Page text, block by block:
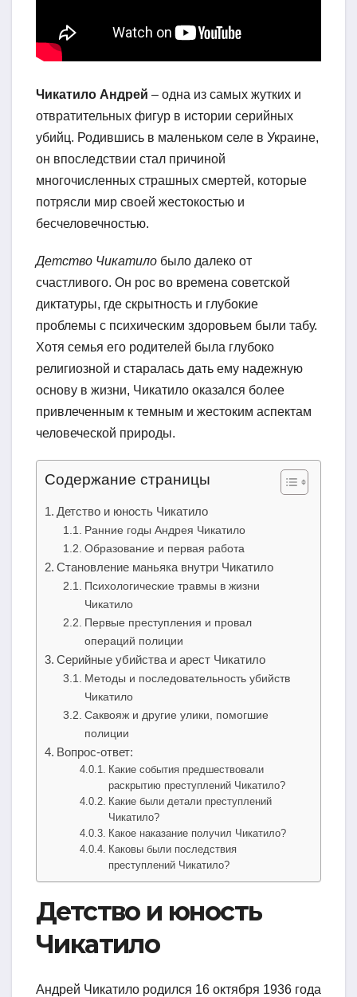
Чикатило Андрей – одна из самых жутких и
отвратительных фигур в истории серийных
убийц. Родившись в маленьком селе в Украине,
он впоследствии стал причиной
многочисленных страшных смертей, которые
потрясли мир своей жестокостью и
бесчеловечностью.
Детство Чикатило было далеко от
счастливого. Он рос во времена советской
диктатуры, где скрытность и глубокие
проблемы с психическим здоровьем были табу.
Хотя семья его родителей была глубоко
религиозной и старалась дать ему надежную
основу в жизни, Чикатило оказался более
привлеченным к темным и жестоким аспектам
человеческой природы.
Содержание страницы
Детство и юность Чикатило
Ранние годы Андрея Чикатило
Образование и первая работа
Становление маньяка внутри Чикатило
Психологические травмы в жизни
Чикатило
Первые преступления и провал
операций полиции
Серийные убийства и арест Чикатило
Методы и последовательность убийств
Чикатило
Саквояж и другие улики, помогшие
полиции
Вопрос-ответ:
Какие события предшествовали
раскрытию преступлений Чикатило?
Какие были детали преступлений
Чикатило?
Какое наказание получил Чикатило?
Каковы были последствия
преступлений Чикатило?
Детство и юность
Чикатило
Андрей Чикатило родился 16 октября 1936 года